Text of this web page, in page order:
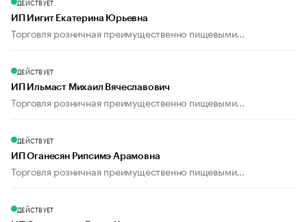
ДЕЙСТВУЕТ
ИП Иигит Екатерина Юрьевна
Торговля розничная преимущественно пищевыми...
ДЕЙСТВУЕТ
ИП Ильмаст Михаил Вячеславович
Торговля розничная преимущественно пищевыми...
ДЕЙСТВУЕТ
ИП Оганесян Рипсимэ Арамовна
Торговля розничная преимущественно пищевыми...
ДЕЙСТВУЕТ